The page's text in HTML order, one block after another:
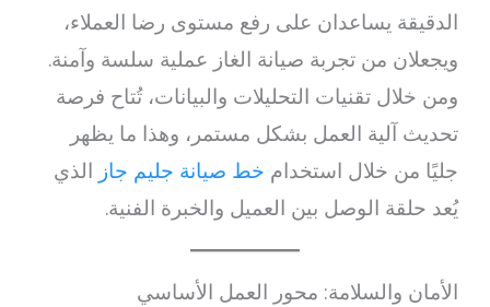
الدقيقة يساعدان على رفع مستوى رضا العملاء،
ويجعلان من تجربة صيانة الغاز عملية سلسة وآمنة.
ومن خلال تقنيات التحليلات والبيانات، تُتاح فرصة
تحديث آلية العمل بشكل مستمر، وهذا ما يظهر
جليًا من خلال استخدام خط صيانة جليم جاز الذي
يُعد حلقة الوصل بين العميل والخبرة الفنية.
الأمان والسلامة: محور العمل الأساسي